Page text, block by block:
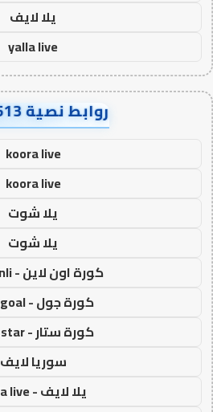
يلا لايف
yalla live
روابط نصية AA80513
koora live
koora live
يلا شوت
يلا شوت
كورة اون لاين - kora onli
كورة جول - kora goal
كورة ستار - kora star
سوريا لايف
يلا لايف - yalla live